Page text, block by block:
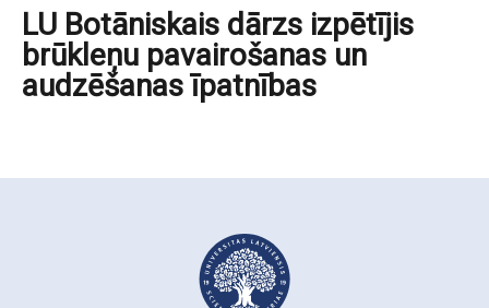
LU Botāniskais dārzs izpētījis
brūkleņu pavairošanas un
audzēšanas īpatnības